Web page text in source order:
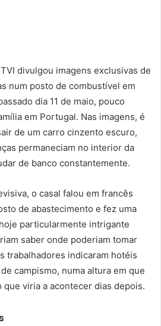
TVI divulgou imagens exclusivas de
num posto de combustível em
dia 11 de maio, pouco
em Portugal. Nas imagens, é
de um carro cinzento escuro,
permaneciam no interior da
de banco constantemente.
o casal falou em francês
de abastecimento e fez uma
particularmente intrigante
saber onde poderiam tomar
trabalhadores indicaram hotéis
campismo, numa altura em que
que viria a acontecer dias depois.